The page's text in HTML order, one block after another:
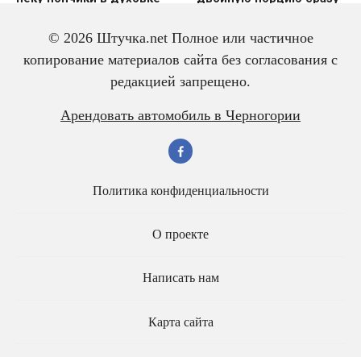
Вкусный и красивый
рулет “Ураган”
Салат из трески с
яйцом – всегда
© 2026 Штучка.net Полное или частичное
копирование материалов сайта без согласования с
редакцией запрещено.
Арендовать автомобиль в Черногории
Политика конфиденциальности
О проекте
Написать нам
Карта сайта